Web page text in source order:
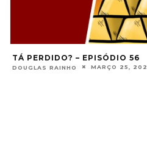
TÁ PERDIDO? – EPISÓDIO 56
DOUGLAS RAINHO MARÇO 25, 2022